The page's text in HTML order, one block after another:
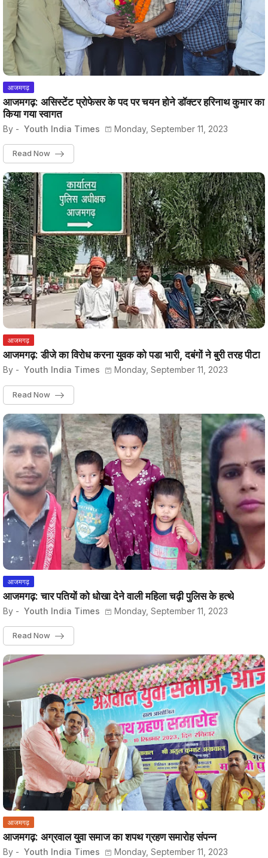
आजमगढ़
आजमगढ़: असिस्टेंट प्रोफेसर के पद पर चयन होने डॉक्टर हरिनाथ कुमार का
किया गया स्वागत
By - Youth India Times Monday, September 11, 2023
Read Now
आजमगढ़
आजमगढ़: डीजे का विरोध करना युवक को पडा भारी, दबंगों ने बुरी तरह पीटा
By - Youth India Times Monday, September 11, 2023
Read Now
आजमगढ़
आजमगढ़: चार पतियों को धोखा देने वाली महिला चढ़ी पुलिस के हत्थे
By - Youth India Times Monday, September 11, 2023
Read Now
आजमगढ़
आजमगढ़: अग्रवाल युवा समाज का शपथ ग्रहण समारोह संपन्न
By - Youth India Times Monday, September 11, 2023